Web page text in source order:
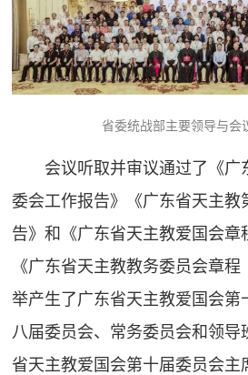
省委统战部主要领导与会
会议听取并审议通过了《广
委会工作报告》《广东省天主教
告》和《广东省天主教爱国会章
《广东省天主教教务委员会章
举产生了广东省天主教爱国会第
八届委员会、常务委员会和领导
省天主教爱国会第十届委员会主